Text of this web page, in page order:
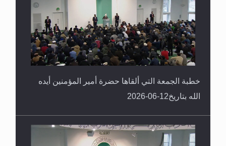
خطبة الجمعة التي ألقاها حضرة أمير المؤمنين أيده
الله بتاريخ12-06-2026